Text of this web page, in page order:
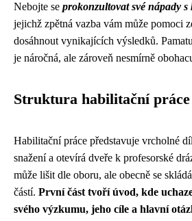
Nebojte se prokonzultovat své nápady s
jejichž zpětná vazba vám může pomoci
dosáhnout vynikajících výsledků.
je náročná, ale zároveň nesmírně
Struktura habilitační práce
Habilitační práce představuje vrcholné
snažení a otevírá dveře k profesorské
může lišit dle oboru, ale obecně se
částí. První část tvoří úvod, kde
svého výzkumu, jeho cíle a hlavní